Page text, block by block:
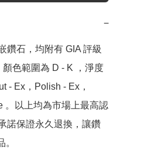
−
鑽石，均附有 GIA 評級
色範圍為 D - K ，淨度
- Ex，Polish - Ex，
。以上均為市場上最高認
諾保證永久退換，讓鑽